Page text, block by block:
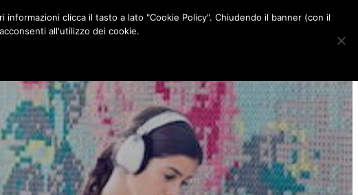
CONTATTI
o
o
g
a
m
r
e
d
I
n
clicca il tasto a lato "Cookie Policy". Chiudendo il banner (con il
all'utilizzo dei cookie.